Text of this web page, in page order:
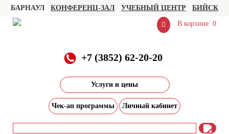
БАРНАУЛ КОНФЕРЕНЦ-ЗАЛ УЧЕБНЫЙ ЦЕНТР БИЙСК
В корзине: 0
+7 (3852) 62-20-20
Услуги и цены
Чек-ап программы Личный кабинет